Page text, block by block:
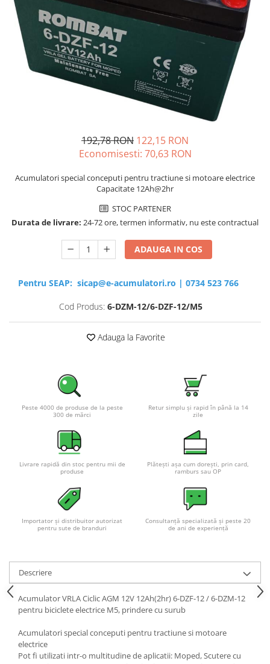
Sisteme de management (BMS)
Redresoare, incarcatoare si testere
Redresoare auto, moto, barci si
stationare
192,78 RON 122,15 RON
Economisesti: 70,63 RON
Acumulatori special conceputi pentru tractiune si motoare electrice
Capacitate 12Ah@2hr
STOC PARTENER
Durata de livrare: 24-72 ore, termen informativ, nu este contractual
ADAUGA IN COS
Pentru SEAP: sicap@e-acumulatori.ro | 0734 523 766
Cod Produs: 6-DZM-12/6-DZF-12/M5
Adauga la Favorite
Peste 4000 de produse de la peste
300 de mărci
Retur simplu și rapid în până la 14
zile
Livrare rapidă din stoc pentru mii de
produse
Plătești așa cum dorești, prin card,
ramburs sau OP
Importator și distribuitor autorizat
pentru sute de branduri
Consultanță specializată și peste 20
de ani de experiență
Descriere
Acumulator VRLA Ciclic AGM 12V 12Ah(2hr) 6-DZF-12 / 6-DZM-12
pentru biciclete electrice M5, prindere cu surub
Acumulatori special conceputi pentru tractiune si motoare
electrice
Pot fi utilizati intr-o multitudine de aplicatii: Moped, Scutere cu